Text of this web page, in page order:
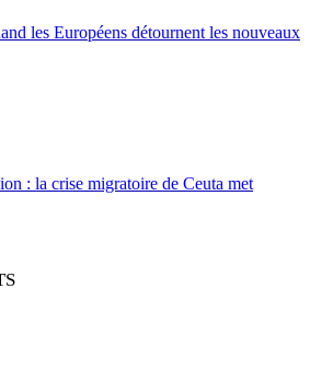
les Européens détournent les nouveaux
: la crise migratoire de Ceuta met